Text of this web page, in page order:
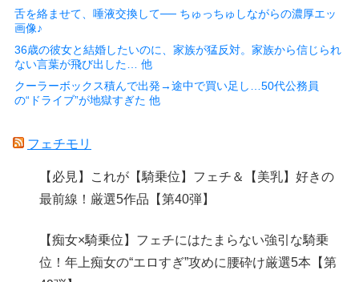
舌を絡ませて、唾液交換して── ちゅっちゅしながらの濃厚エッ
画像♪
36歳の彼女と結婚したいのに、家族が猛反対。家族から信じられ
ない言葉が飛び出した… 他
クーラーボックス積んで出発→途中で買い足し…50代公務員
の“ドライブ”が地獄すぎた 他
フェチモリ
【必見】これが【騎乗位】フェチ＆【美乳】好きの
最前線！厳選5作品【第40弾】
【痴女×騎乗位】フェチにはたまらない強引な騎乗
位！年上痴女の“エロすぎ”攻めに腰砕け厳選5本【第